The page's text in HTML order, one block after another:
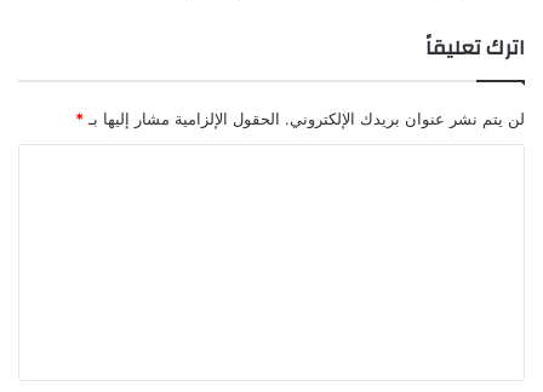
اترك تعليقاً
لن يتم نشر عنوان بريدك الإلكتروني. الحقول الإلزامية مشار إليها بـ *
ق